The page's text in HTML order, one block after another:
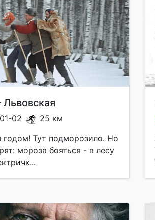
02
25 км
Тут подморозило. Но
мороза бояться - в лесу